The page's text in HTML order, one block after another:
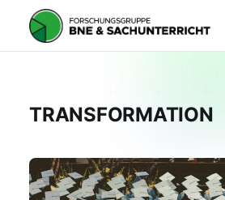
TRANSFORMATION